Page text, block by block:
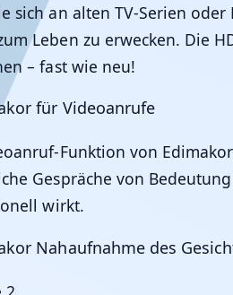
sich an alten TV-Serien
Leben zu erwecken. Die
– fast wie neu!
für Videoanrufe
Funktion von Edimakor
Gespräche von
wirkt.
Nahaufnahme des